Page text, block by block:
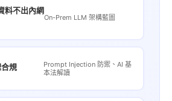
料不出內網
On-Prem LLM 架構藍圖
規
Prompt Injection 防禦、AI 基
本法解讀